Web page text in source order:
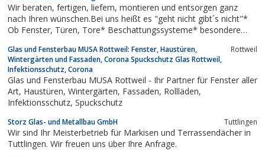
Wir beraten, fertigen, liefern, montieren und entsorgen ganz
nach Ihren wünschen.Bei uns heißt es "geht nicht gibt´s nicht"*
Ob Fenster, Türen, Tore* Beschattungssysteme* besondere
sprechen Sie uns einfach an.
Glas und Fensterbau MUSA Rottweil: Fenster, Haustüren,
Wintergärten und Fassaden, Corona Spuckschutz Glas Rottweil,
Infektionsschutz, Corona
Rottweil
Glas und Fensterbau MUSA Rottweil - Ihr Partner für Fenster aller
Art, Haustüren, Wintergärten, Fassaden, Rollläden,
Infektionsschutz, Spuckschutz
Storz Glas- und Metallbau GmbH Tuttlingen
Wir sind Ihr Meisterbetrieb für Markisen und Terrassendächer in
Tuttlingen. Wir freuen uns über Ihre Anfrage.